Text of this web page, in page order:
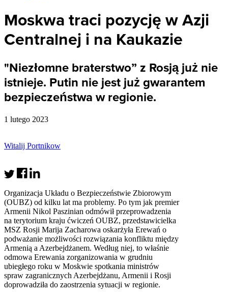
Moskwa traci pozycję w Azji
Centralnej i na Kaukazie
"Niezłomne braterstwo” z Rosją już nie
istnieje. Putin nie jest już gwarantem
bezpieczeństwa w regionie.
1 lutego 2023
Witalij Portnikow
Organizacja Układu o Bezpieczeństwie Zbiorowym
(OUBZ) od kilku lat ma problemy. Po tym jak premier
Armenii Nikol Paszinian odmówił przeprowadzenia
na terytorium kraju ćwiczeń OUBZ, przedstawicielka
MSZ Rosji Marija Zacharowa oskarżyła Erewań o
podważanie możliwości rozwiązania konfliktu między
Armenią a Azerbejdżanem. Według niej, to właśnie
odmowa Erewania zorganizowania w grudniu
ubiegłego roku w Moskwie spotkania ministrów
spraw zagranicznych Azerbejdżanu, Armenii i Rosji
doprowadziła do zaostrzenia sytuacji w regionie.